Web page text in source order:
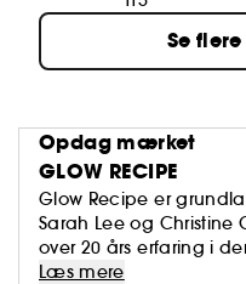
Se
Opdag mærket
GLOW RECIPE
Glow Recipe er
Sarah Lee og
over 20 års erfaring i
og bygger på en
Læs mere